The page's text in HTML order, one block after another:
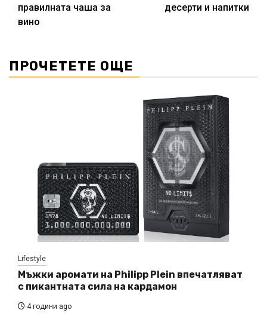
правилната чаша за
вино
десерти и напитки
ПРОЧЕТЕТЕ ОЩЕ
Lifestyle
Мъжки аромати на Philipp Plein впечатляват
с пикантната сила на кардамон
4 години ago